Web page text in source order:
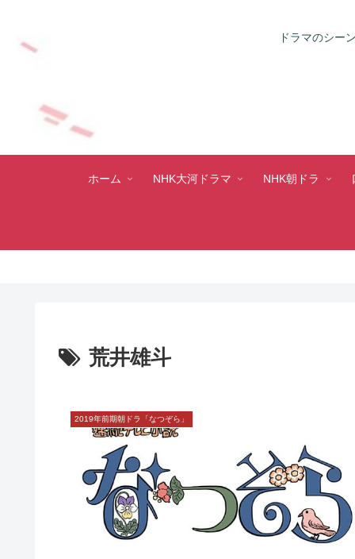
ドラマのシー
ホーム NHK大河ドラマ NHK朝ドラ
荒井雄斗
2019年前期朝ドラ「なつぞら」